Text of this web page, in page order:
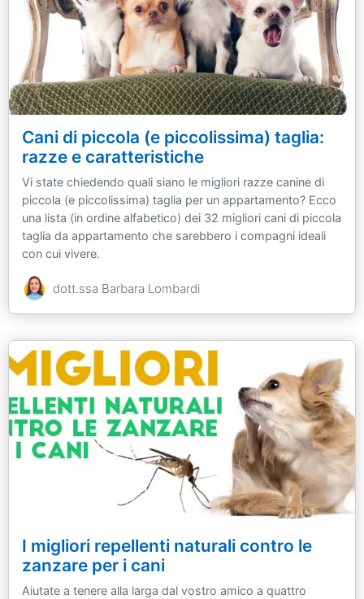
Cani di piccola (e piccolissima) taglia:
razze e caratteristiche
Vi state chiedendo quali siano le migliori razze canine di
piccola (e piccolissima) taglia per un appartamento? Ecco
una lista (in ordine alfabetico) dei 32 migliori cani di piccola
taglia da appartamento che sarebbero i compagni ideali
con cui vivere.
dott.ssa Barbara Lombardi
I migliori repellenti naturali contro le
zanzare per i cani
Aiutate a tenere alla larga dal vostro amico a quattro